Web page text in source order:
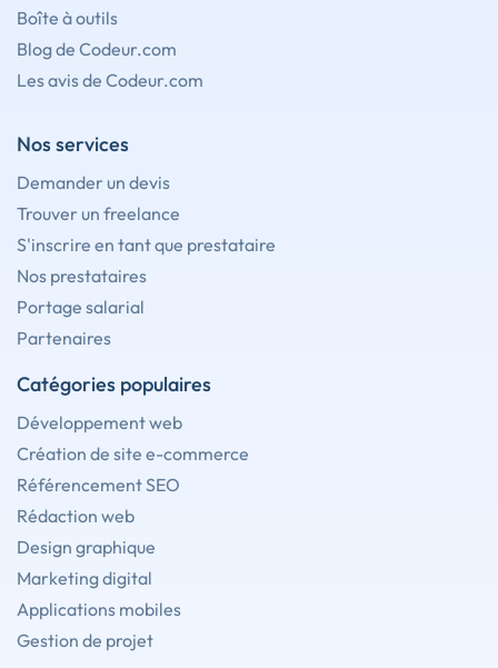
Boîte à outils
Blog de Codeur.com
Les avis de Codeur.com
Nos services
Demander un devis
Trouver un freelance
S'inscrire en tant que prestataire
Nos prestataires
Portage salarial
Partenaires
Catégories populaires
Développement web
Création de site e-commerce
Référencement SEO
Rédaction web
Design graphique
Marketing digital
Applications mobiles
Gestion de projet